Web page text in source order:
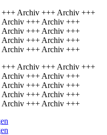
Archiv +++ Archiv +++
+++ Archiv +++
+++ Archiv +++
+++ Archiv +++
+++ Archiv +++
Archiv +++ Archiv +++
+++ Archiv +++
+++ Archiv +++
+++ Archiv +++
+++ Archiv +++